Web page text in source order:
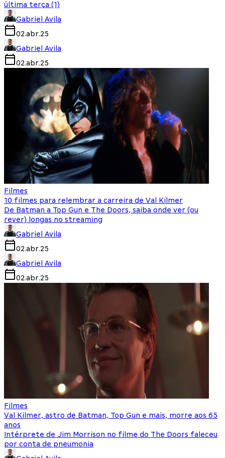
última terça (1)
Gabriel Avila
02.abr.25
Gabriel Avila
02.abr.25
Filmes
10 filmes para relembrar a carreira de Val Kilmer
De Batman a Top Gun e The Doors, saiba onde ver (ou
rever) longas no streaming
Gabriel Avila
02.abr.25
Gabriel Avila
02.abr.25
Filmes
Val Kilmer, astro de Batman, Top Gun e mais, morre aos 65
anos
Intérprete de Jim Morrison no filme do The Doors faleceu
por conta de pneumonia